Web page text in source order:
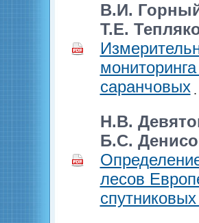
В.И.
Т.Е.
саранчовых
Н.В.
Б.С.
лесов